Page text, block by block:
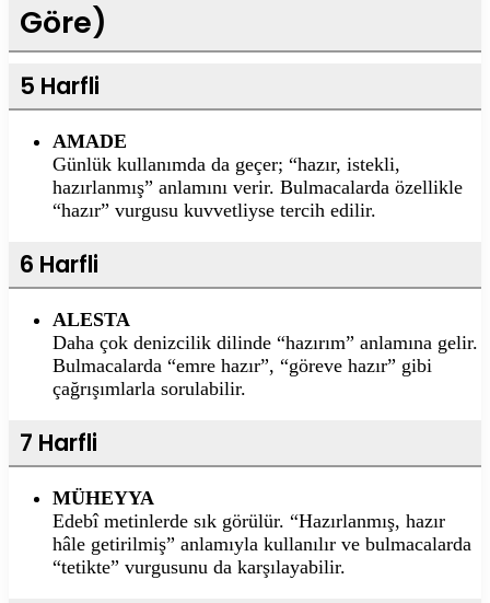
Göre)
5 Harfli
AMADE
Günlük kullanımda da geçer; “hazır, istekli,
hazırlanmış” anlamını verir. Bulmacalarda özellikle
“hazır” vurgusu kuvvetliyse tercih edilir.
6 Harfli
ALESTA
Daha çok denizcilik dilinde “hazırım” anlamına gelir.
Bulmacalarda “emre hazır”, “göreve hazır” gibi
çağrışımlarla sorulabilir.
7 Harfli
MÜHEYYA
Edebî metinlerde sık görülür. “Hazırlanmış, hazır
hâle getirilmiş” anlamıyla kullanılır ve bulmacalarda
“tetikte” vurgusunu da karşılayabilir.